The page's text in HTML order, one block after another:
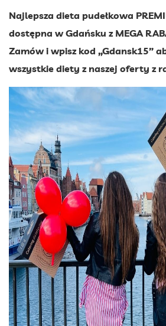
Najlepsza dieta pudełkowa
dostępna w Gdańsku z MEGA
Zamów i wpisz kod „Gdansk15”
wszystkie diety z naszej oferty z